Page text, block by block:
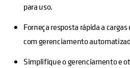
para uso.
Forneça resposta rápida a
com gerenciamento
Simplifique o gerenciamento e